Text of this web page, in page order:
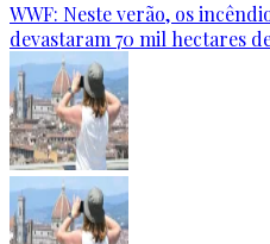
WWF: Neste verão, os
devastaram 70 mil hectares